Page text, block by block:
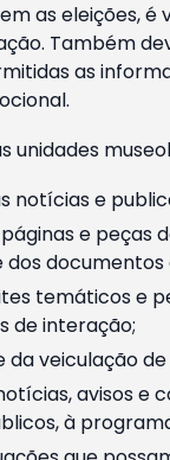
as eleições,
Também
as
unidades
e
e peças
temáticos e
de interação;
da veiculação
avisos e
à